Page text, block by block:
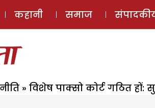
कहानी समाज
» विशेष पाक्सो कोर्ट गठित हों: